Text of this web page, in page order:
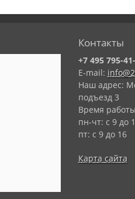
Контакты
+7 495 795-
E-mail:
Наш адрес:
подъезд 3
Время
пн-чт: с 9 до
пт: с 9 до 16
Карта сайта